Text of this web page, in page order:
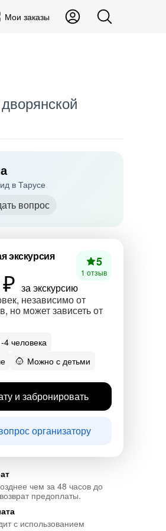
Мои заказы
в Тарусе
вопрос
экскурсия
за экскурсию
независимо от
но может зависеть от
5
1 отзыв
4 человека
Можно с детьми
и забронировать
организатору
чем за 48 часов до
предоплаты.
с использованием